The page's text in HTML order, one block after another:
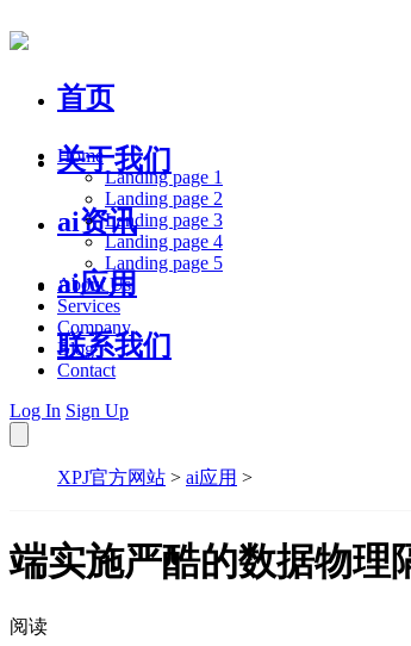
首页
关于我们
ai资讯
ai应用
联系我们
Home
Landing page 1
Landing page 2
Landing page 3
Landing page 4
Landing page 5
About Us
Services
Company
Blog
Contact
Log In Sign Up
XPJ官方网站 > ai应用 >
端实施严酷的数据物理
阅读